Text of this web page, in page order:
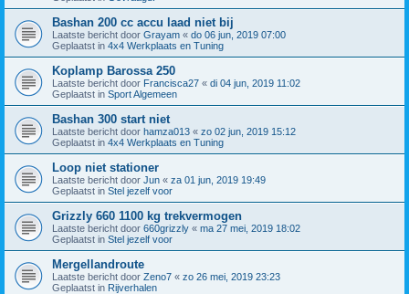
Bashan 200 cc accu laad niet bij
Laatste bericht door Grayam « do 06 jun, 2019 07:00
Geplaatst in 4x4 Werkplaats en Tuning
Koplamp Barossa 250
Laatste bericht door Francisca27 « di 04 jun, 2019 11:02
Geplaatst in Sport Algemeen
Bashan 300 start niet
Laatste bericht door hamza013 « zo 02 jun, 2019 15:12
Geplaatst in 4x4 Werkplaats en Tuning
Loop niet stationer
Laatste bericht door Jun « za 01 jun, 2019 19:49
Geplaatst in Stel jezelf voor
Grizzly 660 1100 kg trekvermogen
Laatste bericht door 660grizzly « ma 27 mei, 2019 18:02
Geplaatst in Stel jezelf voor
Mergellandroute
Laatste bericht door Zeno7 « zo 26 mei, 2019 23:23
Geplaatst in Rijverhalen